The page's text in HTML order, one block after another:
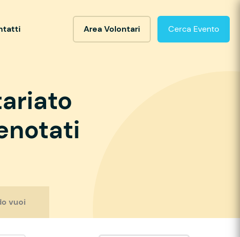
Area Volontari Cerca Evento
vuoi